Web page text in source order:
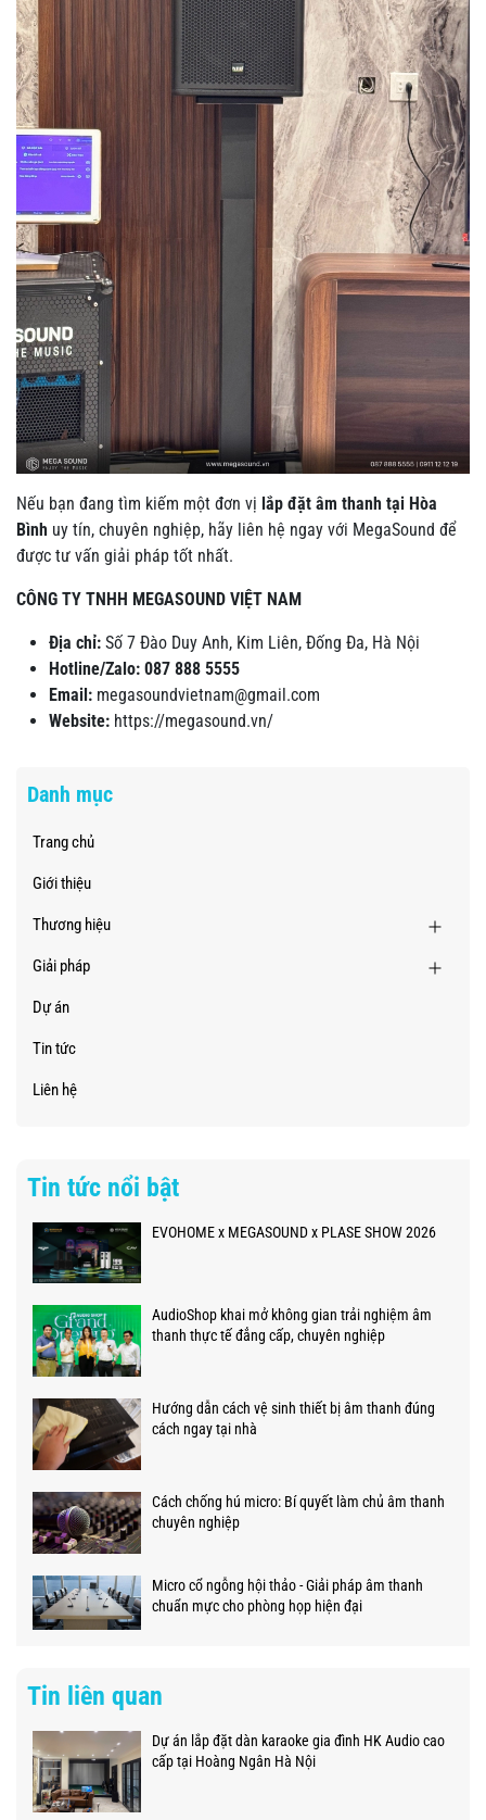
Nếu bạn đang tìm kiếm một đơn vị lắp đặt âm thanh tại Hòa
Bình uy tín, chuyên nghiệp, hãy liên hệ ngay với MegaSound để
được tư vấn giải pháp tốt nhất.
CÔNG TY TNHH MEGASOUND VIỆT NAM
Địa chỉ: Số 7 Đào Duy Anh, Kim Liên, Đống Đa, Hà Nội
Hotline/Zalo: 087 888 5555
Email: megasoundvietnam@gmail.com
Website: https://megasound.vn/
Danh mục
Trang chủ
Giới thiệu
Thương hiệu
Giải pháp
Dự án
Tin tức
Liên hệ
Tin tức nổi bật
EVOHOME x MEGASOUND x PLASE SHOW 2026
AudioShop khai mở không gian trải nghiệm âm
thanh thực tế đẳng cấp, chuyên nghiệp
Hướng dẫn cách vệ sinh thiết bị âm thanh đúng
cách ngay tại nhà
Cách chống hú micro: Bí quyết làm chủ âm thanh
chuyên nghiệp
Micro cổ ngỗng hội thảo - Giải pháp âm thanh
chuẩn mực cho phòng họp hiện đại
Tin liên quan
Dự án lắp đặt dàn karaoke gia đình HK Audio cao
cấp tại Hoàng Ngân Hà Nội